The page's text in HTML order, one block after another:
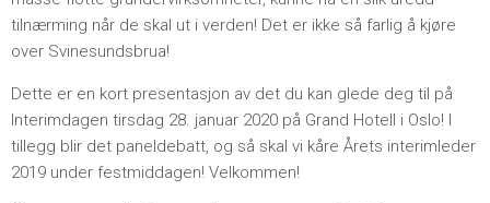
tilnærming når de skal ut i verden! Det er ikke så farlig å kjøre
over Svinesundsbrua!
Dette er en kort presentasjon av det du kan glede deg til på
Interimdagen tirsdag 28. januar 2020 på Grand Hotell i Oslo! I
tillegg blir det paneldebatt, og så skal vi kåre Årets interimleder
2019 under festmiddagen! Velkommen!